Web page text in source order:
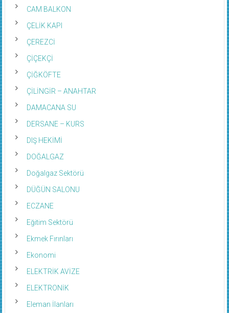
CAM BALKON
ÇELİK KAPI
ÇEREZCİ
ÇİÇEKÇİ
ÇİĞKÖFTE
ÇİLİNGİR – ANAHTAR
DAMACANA SU
DERSANE – KURS
DIŞ HEKİMİ
DOĞALGAZ
Doğalgaz Sektörü
DÜĞÜN SALONU
ECZANE
Eğitim Sektörü
Ekmek Fırınları
Ekonomi
ELEKTRİK AVİZE
ELEKTRONİK
Eleman İlanları